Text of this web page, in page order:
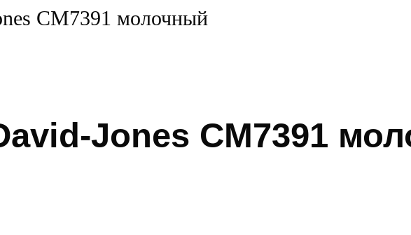
CM7391 молочный
Jones CM7391